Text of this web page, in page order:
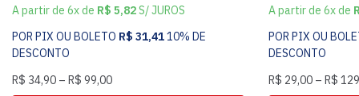
A partir de 6x de R$ 5,82S/ JUROS
POR PIX OU BOLETO R$ 31,4110% DE
DESCONTO
R$ 34,90 – R$ 99,00
A partir de 6x de
POR PIX OU
DESCONTO
R$ 29,00 – R$